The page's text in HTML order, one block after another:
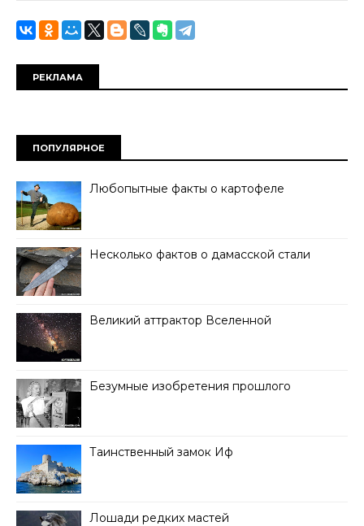
РЕКЛАМА
ПОПУЛЯРНОЕ
Любопытные факты о картофеле
Несколько фактов о дамасской стали
Великий аттрактор Вселенной
Безумные изобретения прошлого
Таинственный замок Иф
Лошади редких мастей